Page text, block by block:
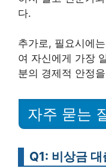
다.
추가로, 필요시에
여 자신에게 가장
분의 경제적 안정
자주 묻는
Q1: 비상금